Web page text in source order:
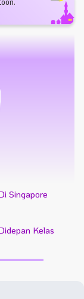
Singapore
Kelas